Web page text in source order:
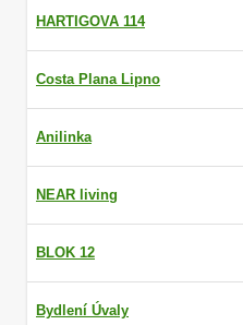
HARTIGOVA 114
Costa Plana Lipno
Anilinka
NEAR living
BLOK 12
Bydlení Úvaly